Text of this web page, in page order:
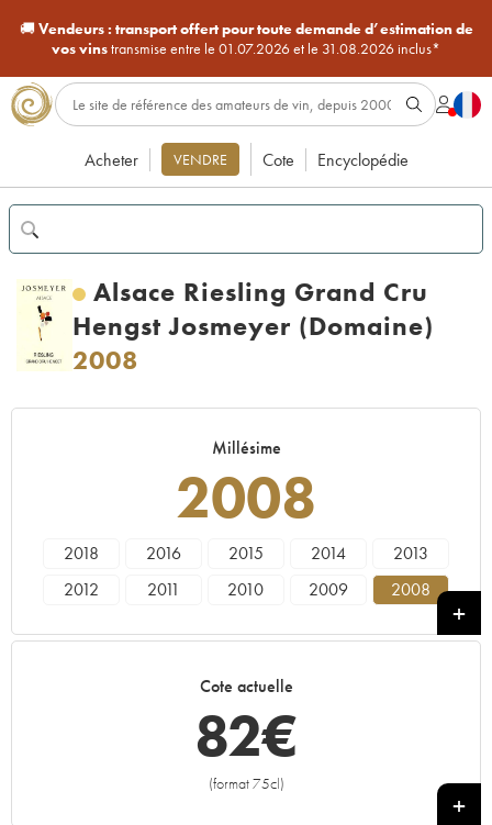
🚚Vendeurs : transport offert pour toute demande d’estimation de
vos vinstransmise entre le 01.07.2026 et le 31.08.2026 inclus*
Acheter VENDRE Cote Encyclopédie
Alsace Riesling Grand Cru
Hengst Josmeyer (Domaine)
2008
Millésime
2008
2018 2016 2015 2014
2013
2012
2011 2010 2009
2008
Cote actuelle
82€
(format 75cl)
+